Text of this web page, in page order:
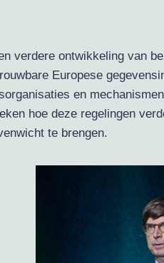
verdere ontwikkeling van
Europese
en
hoe deze regelingen
te brengen.